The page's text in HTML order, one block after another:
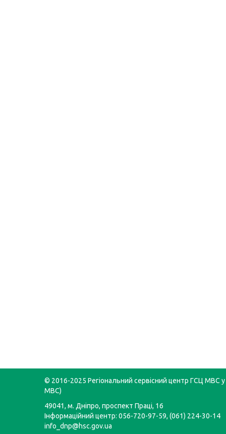
© 2016-2025 Регіональний сервісний центр ГСЦ МВС у
МВС)
49041, м. Дніпро, проспект Праці, 16
Інформаційний центр: 056-720-97-59, (061) 224-30-14
info_dnp@hsc.gov.ua